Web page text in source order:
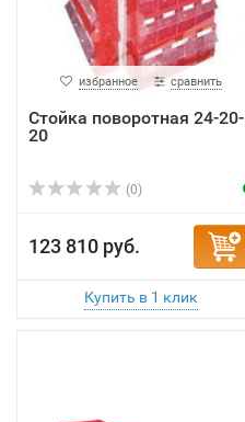
избранное сравнить
Cтойка поворотная 24-20-
20
(0)
123 810 руб.